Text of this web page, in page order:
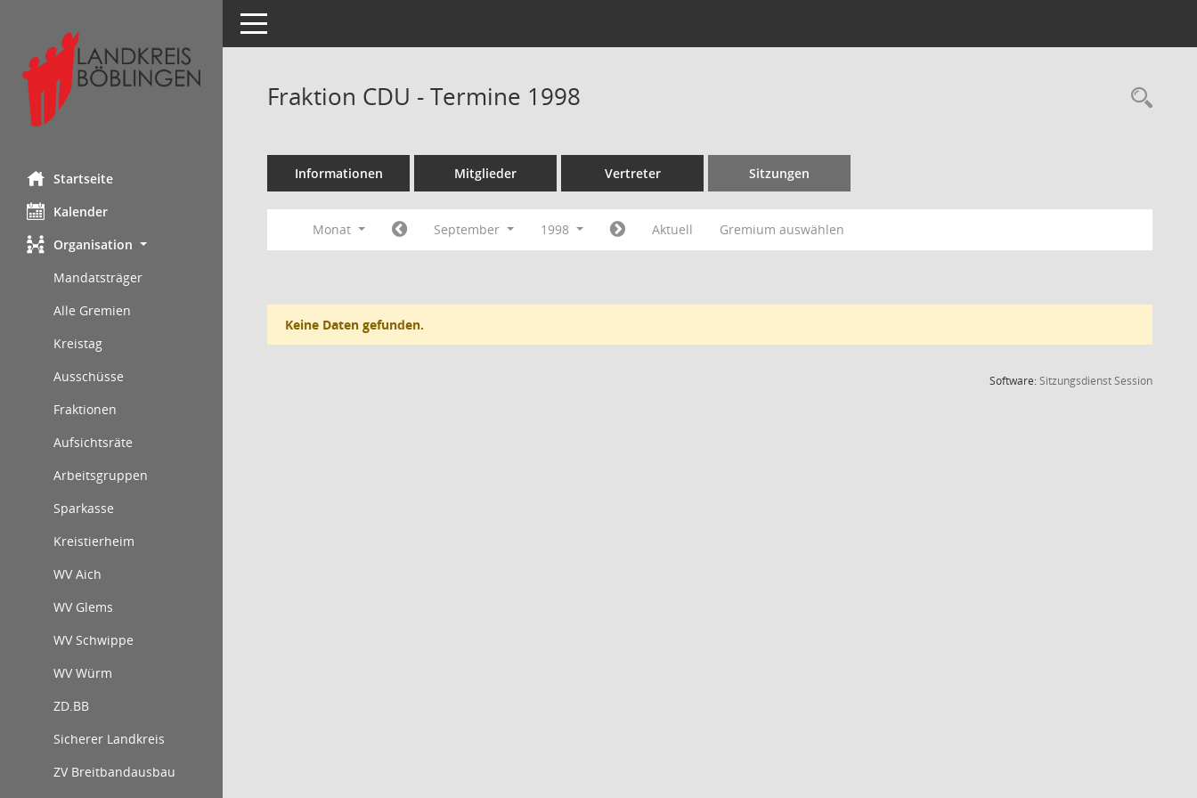
Startseite
Kalender
Organisation
Mandatsträger
Alle Gremien
Kreistag
Ausschüsse
Fraktionen
Aufsichtsräte
Arbeitsgruppen
Sparkasse
Kreistierheim
WV Aich
WV Glems
WV Schwippe
WV Würm
ZD.BB
Sicherer Landkreis
ZV Breitbandausbau
Toggle navigation
Fraktion CDU - Termine 1998
Informationen Mitglieder Vertreter Sitzungen
Monat September 1998 Aktuell Gremium auswählen
Keine Daten gefunden.
Software:SitzungsdienstSession(Wird in